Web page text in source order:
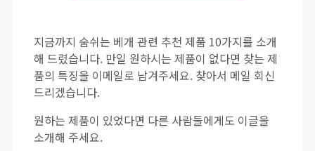
지금까지 숨쉬는 베개 관련 추천 제품 10가지를 소개
해 드렸습니다. 만일 원하시는 제품이 없다면 찾는 제
품의 특징을 이메일로 남겨주세요. 찾아서 메일 회신
드리겠습니다.
원하는 제품이 있었다면 다른 사람들에게도 이글을
소개해 주세요.